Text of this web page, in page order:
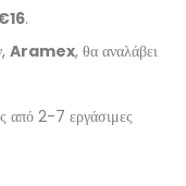
.
Aramex, θα αναλάβει
από 2-7 εργάσιμες